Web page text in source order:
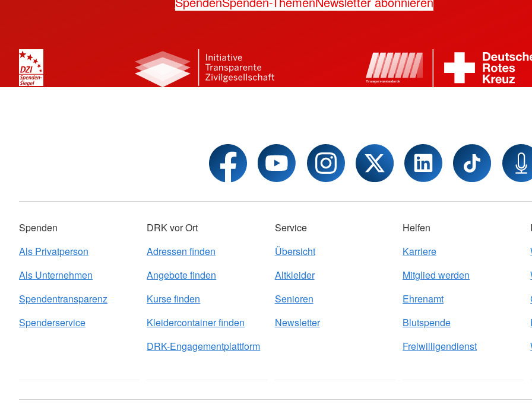
Spenden
Als Privatperson
Als Unternehmen
Spendentransparenz
Spenderservice
DRK vor Ort
Adressen finden
Angebote finden
Kurse finden
Kleidercontainer finden
DRK-Engagementplattform
Service
Übersicht
Altkleider
Senioren
Newsletter
Helfen
Karriere
Mitglied werden
Ehrenamt
Blutspende
Freiwilligendienst